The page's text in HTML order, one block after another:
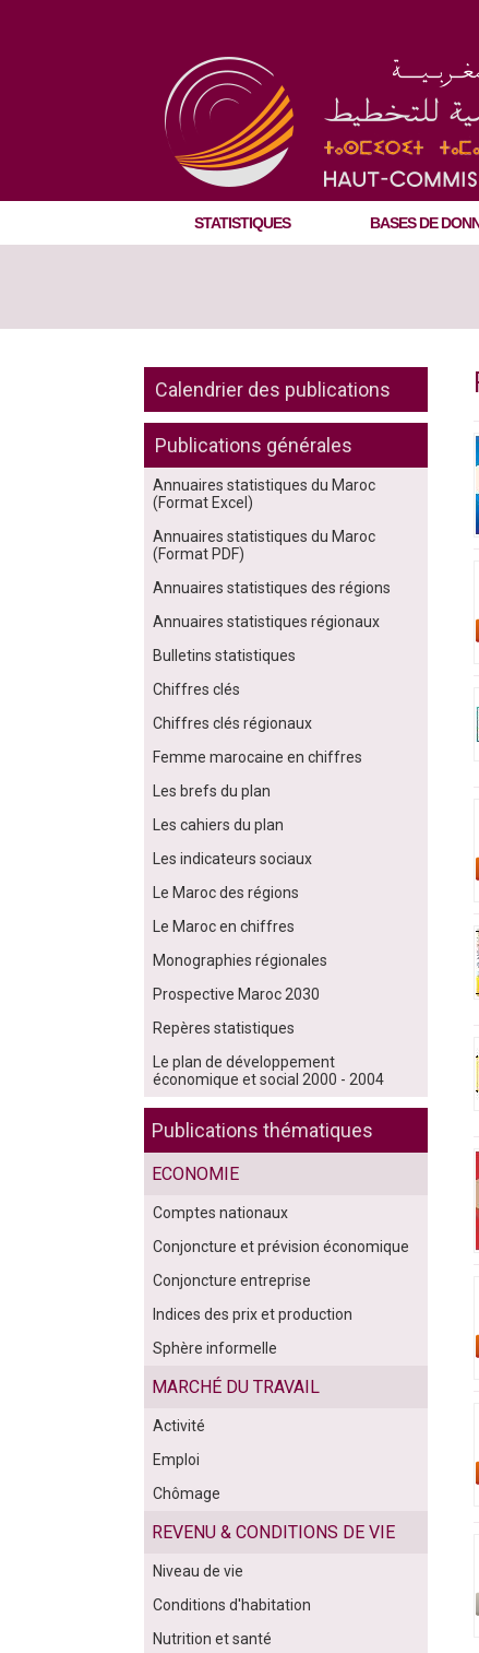
STATISTIQUES BASES DE
Calendrier des publications
Publications générales
Annuaires statistiques du Maroc
(Format Excel)
Annuaires statistiques du Maroc
(Format PDF)
Annuaires statistiques des régions
Annuaires statistiques régionaux
Bulletins statistiques
Chiffres clés
Chiffres clés régionaux
Femme marocaine en chiffres
Les brefs du plan
Les cahiers du plan
Les indicateurs sociaux
Le Maroc des régions
Le Maroc en chiffres
Monographies régionales
Prospective Maroc 2030
Repères statistiques
Le plan de développement
économique et social 2000 - 2004
Publications thématiques
ECONOMIE
Comptes nationaux
Conjoncture et prévision économique
Conjoncture entreprise
Indices des prix et production
Sphère informelle
MARCHÉ DU TRAVAIL
Activité
Emploi
Chômage
REVENU & CONDITIONS DE VIE
Niveau de vie
Conditions d'habitation
Nutrition et santé